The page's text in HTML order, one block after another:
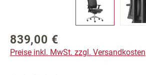
Regulärer Preis:
839,00 €
Preise inkl. MwSt. zzgl. Versandkosten